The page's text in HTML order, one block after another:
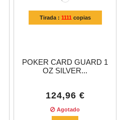
Tirada : 1111 copias
POKER CARD GUARD 1
OZ SILVER...
124,96 €
Agotado